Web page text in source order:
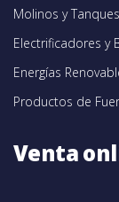
Molinos y Tanques
Electrificadores y
Energías
Productos de
Venta